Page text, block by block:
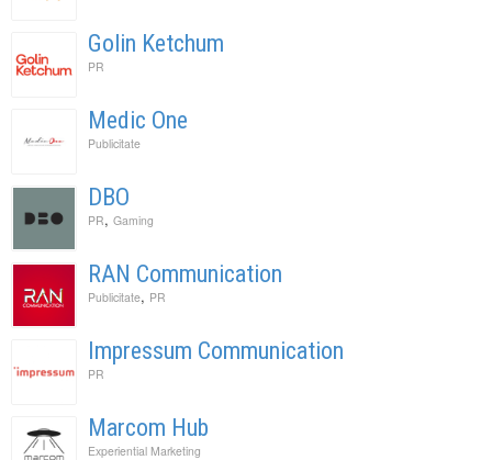
Golin Ketchum
PR
Medic One
Publicitate
DBO
PR, Gaming
RAN Communication
Publicitate, PR
Impressum Communication
PR
Marcom Hub
Experiential Marketing